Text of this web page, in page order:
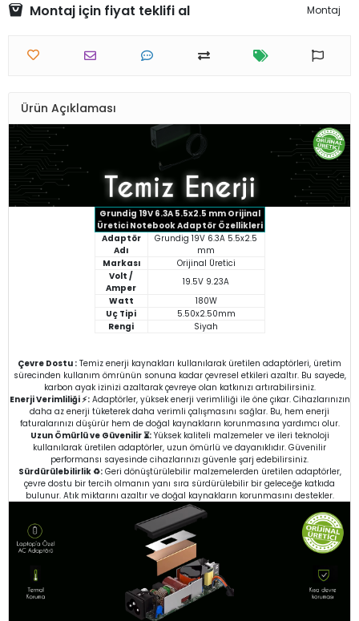
Montaj için fiyat teklifi al Montaj
Ürün Açıklaması
Grundig 19V 6.3A 5.5x2.5 mm Orijinal
Üretici Notebook Adaptör Özellikleri
Adaptör
Adı
Grundig 19V 6.3A 5.5x2.5
mm
Markası
Orijinal Üretici
Volt /
Amper
19.5V 9.23A
Watt
180W
Uç Tipi
5.50x2.50mm
Rengi
Siyah
Çevre Dostu : Temiz enerji kaynakları kullanılarak üretilen adaptörleri, üretim
sürecinden kullanım ömrünün sonuna kadar çevresel etkileri azaltır. Bu sayede,
karbon ayak izinizi azaltarak çevreye olan katkınızı artırabilirsiniz.
Enerji Verimliliği ⚡:Adaptörler, yüksek enerji verimliliği ile öne çıkar. Cihazlarınızın
daha az enerji tüketerek daha verimli çalışmasını sağlar. Bu, hem enerji
faturalarınızı düşürür hem de doğal kaynakların korunmasına yardımcı olur.
Uzun Ömürlü ve Güvenilir ⏳:Yüksek kaliteli malzemeler ve ileri teknoloji
kullanılarak üretilen adaptörler, uzun ömürlü ve dayanıklıdır. Güvenilir
performansı sayesinde cihazlarınızı güvenle şarj edebilirsiniz.
Sürdürülebilirlik ♻️:Geri dönüştürülebilir malzemelerden üretilen adaptörler,
çevre dostu bir tercih olmanın yanı sıra sürdürülebilir bir geleceğe katkıda
bulunur. Atık miktarını azaltır ve doğal kaynakların korunmasını destekler.